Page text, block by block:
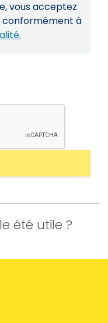
vous acceptez
conformément à
été utile ?